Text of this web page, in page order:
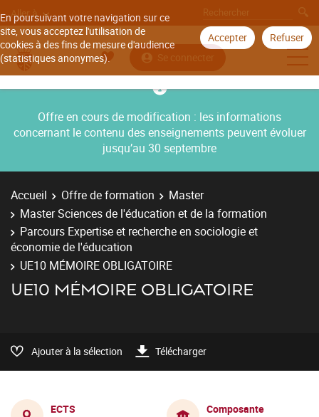
En poursuivant votre navigation sur ce
site, vous acceptez l'utilisation de
cookies à des fins de mesure d'audience
(statistiques anonymes).
Accepter Refuser
Aller à
Se connecter
Offre en cours de modification : les informations
concernant le contenu des enseignements peuvent évoluer
jusqu’au 30 septembre
Accueil Offre de formation
Master
Master Sciences de l'éducation et de la formation
Parcours Expertise et recherche en sociologie et
économie de l'éducation
UE10 MÉMOIRE OBLIGATOIRE
UE10 MÉMOIRE OBLIGATOIRE
Ajouter à la sélection Télécharger
ECTS
Composante